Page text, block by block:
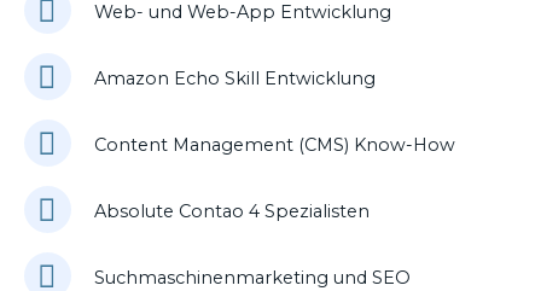
Web- und Web-App Entwicklung
Amazon Echo Skill Entwicklung
Content Management (CMS) Know-How
Absolute Contao 4 Spezialisten
Suchmaschinenmarketing und SEO